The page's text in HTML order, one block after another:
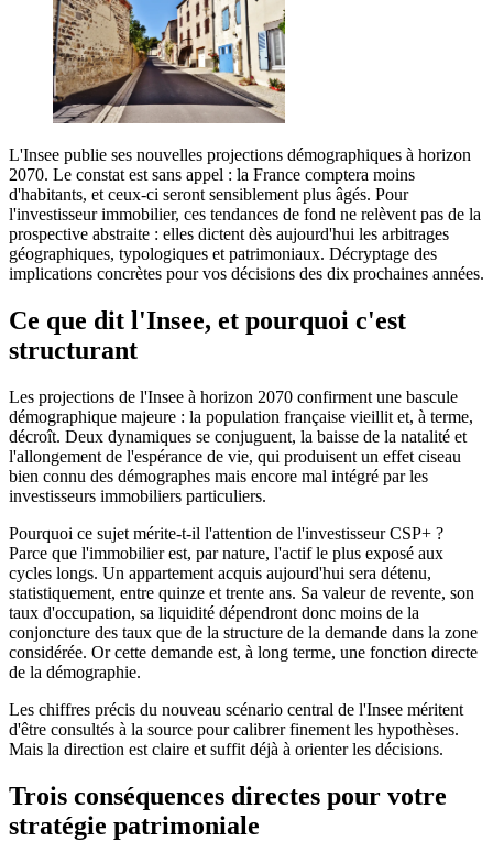
L'Insee publie ses nouvelles projections démographiques à horizon
2070. Le constat est sans appel : la France comptera moins
d'habitants, et ceux-ci seront sensiblement plus âgés. Pour
l'investisseur immobilier, ces tendances de fond ne relèvent pas de la
prospective abstraite : elles dictent dès aujourd'hui les arbitrages
géographiques, typologiques et patrimoniaux. Décryptage des
implications concrètes pour vos décisions des dix prochaines années.
Ce que dit l'Insee, et pourquoi c'est
structurant
Les projections de l'Insee à horizon 2070 confirment une bascule
démographique majeure : la population française vieillit et, à terme,
décroît. Deux dynamiques se conjuguent, la baisse de la natalité et
l'allongement de l'espérance de vie, qui produisent un effet ciseau
bien connu des démographes mais encore mal intégré par les
investisseurs immobiliers particuliers.
Pourquoi ce sujet mérite-t-il l'attention de l'investisseur CSP+ ?
Parce que l'immobilier est, par nature, l'actif le plus exposé aux
cycles longs. Un appartement acquis aujourd'hui sera détenu,
statistiquement, entre quinze et trente ans. Sa valeur de revente, son
taux d'occupation, sa liquidité dépendront donc moins de la
conjoncture des taux que de la structure de la demande dans la zone
considérée. Or cette demande est, à long terme, une fonction directe
de la démographie.
Les chiffres précis du nouveau scénario central de l'Insee méritent
d'être consultés à la source pour calibrer finement les hypothèses.
Mais la direction est claire et suffit déjà à orienter les décisions.
Trois conséquences directes pour votre
stratégie patrimoniale